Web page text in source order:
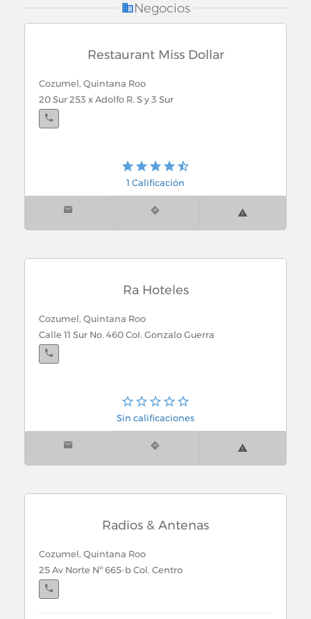
Recreacion y Entretenimiento
Rectificacion Automotriz
Recursos Humanos
Refacciones y Equipo Industrial
Refrigeracion Industrial
Rejas y Cortinas de Acero
Relojerias
Renta de Bodegas y Mini Bodegas
Negocios
Restaurant Miss Dollar
Cozumel, Quintana Roo
20 Sur 253 x Adolfo R. S y 3 Sur
1 Calificación
Ra Hoteles
Cozumel, Quintana Roo
Calle 11 Sur No. 460 Col. Gonzalo Guerra
Sin calificaciones
Radios & Antenas
Cozumel, Quintana Roo
25 Av Norte Nº 665-b Col. Centro